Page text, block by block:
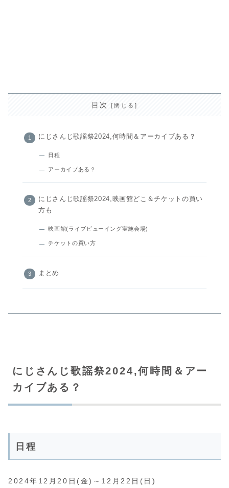
目次
にじさんじ歌謡祭2024,何時間＆アーカイブある？
日程
アーカイブある？
にじさんじ歌謡祭2024,映画館どこ＆チケットの買い
方も
映画館(ライブビューイング実施会場)
チケットの買い方
まとめ
にじさんじ歌謡祭2024,何時間＆アー
カイブある？
日程
2024年12月20日(金)～12月22日(日)